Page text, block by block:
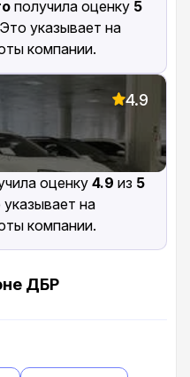
получила оценку 5
указывает на
компании.
4.9
оценку4.9 из 5
на
компании.
ДБР